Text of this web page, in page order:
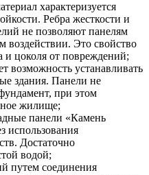
характеризуется
Ребра жесткости и
не позволяют панелям
воздействии. Это свойство
и цоколя от повреждений;
возможность устанавливать
здания. Панели не
при этом
жилище;
панели «Камень
использования
Достаточно
водой;
путем соединения